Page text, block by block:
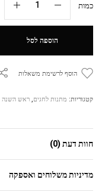
כמות
הוספה לסל
הוסף לרשימת משאלות
קטגוריות: מתנות לחגים, ראש השנה
חוות דעת (0)
מדיניות משלוחים ואספקה